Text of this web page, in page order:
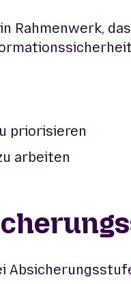
Rahmenwerk,
priorisieren
arbeiten